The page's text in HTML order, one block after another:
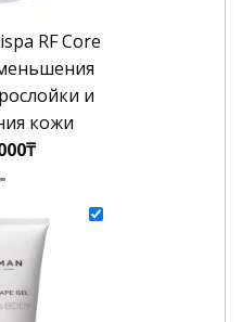
RF Core
и
кожи
₸